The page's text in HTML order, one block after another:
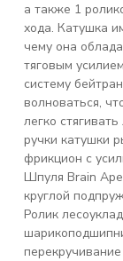
а также 1
хода. Катушка
чему она
тяговым
систему
волноваться,
легко
ручки катушки
фрикцион с
Шпуля Brain
круглой
Ролик